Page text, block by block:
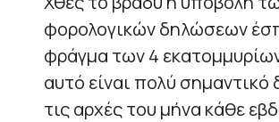
φορολογικών δηλώσεων
φράγμα των 4
αυτό είναι πολύ σημαντικό
τις αρχές του μήνα κάθε